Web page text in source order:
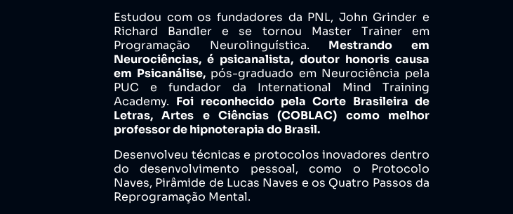
Estudou com os fundadores da PNL, John Grinder e
Richard Bandler e se tornou Master Trainer em
Programação Neurolinguística. Mestrando em
Neurociências, é psicanalista, doutor honoris causa
em Psicanálise,pós-graduado em Neurociência pela
PUC e fundador da International Mind Training
Academy. Foi reconhecido pela Corte Brasileira de
Letras, Artes e Ciências (COBLAC) como melhor
professor de hipnoterapia do Brasil.
Desenvolveu técnicas e protocolos inovadores dentro
do desenvolvimento pessoal, como o Protocolo
Naves, Pirâmide de Lucas Naves e os Quatro Passos da
Reprogramação Mental.